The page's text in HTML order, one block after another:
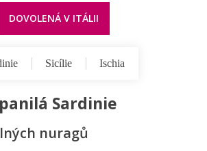
DOVOLENÁ V ITÁLII
Sicílie Ischia
Sardinie
nuragů